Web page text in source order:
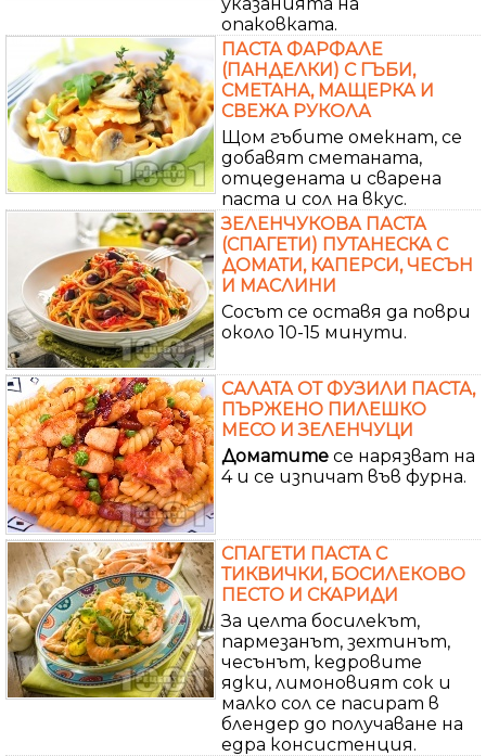
опаковката.
ПАСТА ФАРФАЛЕ
(ПАНДЕЛКИ) С ГЪБИ,
СМЕТАНА, МАЩЕРКА И
СВЕЖА РУКОЛА
Щом гъбите омекнат, се
добавят сметаната,
отцедената и сварена
паста и сол на вкус.
ЗЕЛЕНЧУКОВА ПАСТА
(СПАГЕТИ) ПУТАНЕСКА С
ДОМАТИ, КАПЕРСИ, ЧЕСЪН
И МАСЛИНИ
Сосът се оставя да поври
около 10-15 минути.
САЛАТА ОТ ФУЗИЛИ ПАСТА,
ПЪРЖЕНО ПИЛЕШКО
МЕСО И ЗЕЛЕНЧУЦИ
Доматите се нарязват на
4 и се изпичат във фурна.
СПАГЕТИ ПАСТА С
ТИКВИЧКИ, БОСИЛЕКОВО
ПЕСТО И СКАРИДИ
За целта босилекът,
пармезанът, зехтинът,
чесънът, кедровите
ядки, лимоновият сок и
малко сол се пасират в
блендер до получаване на
едра консистенция.